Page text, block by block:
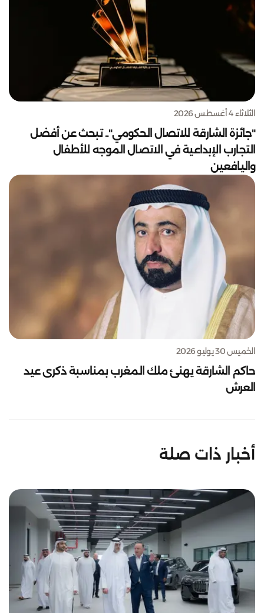
الثلاثاء 4 أغسطس 2026
"جائزة الشارقة للاتصال الحكومي".. تبحث عن أفضل
التجارب الإبداعية في الاتصال الموجه للأطفال
واليافعين
الخميس 30 يوليو 2026
حاكم الشارقة يهنئ ملك المغرب بمناسبة ذكرى عيد
العرش
أخبار ذات صلة